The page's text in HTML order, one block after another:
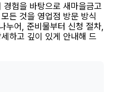
험을 바탕으로 새마을금고
든 것을 영업점 방문 방식
누어, 준비물부터 신청 절차,
하고 깊이 있게 안내해 드